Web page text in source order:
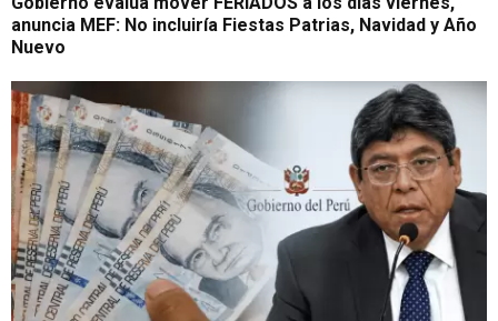
anuncia MEF: No incluiría Fiestas Patrias, Navidad y Año
Nuevo